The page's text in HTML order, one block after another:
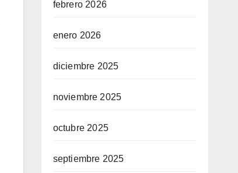
febrero 2026
enero 2026
diciembre 2025
noviembre 2025
octubre 2025
septiembre 2025